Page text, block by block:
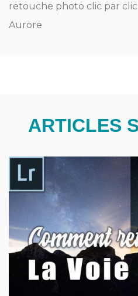
retouche photo clic par clic
Aurore
ARTICLES